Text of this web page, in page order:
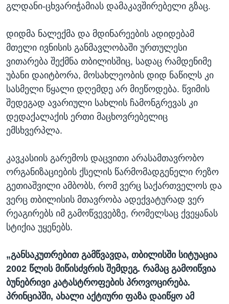
გლდანი-ცხვარიჭამიას დამაკავშირებელი გზაც.
დიდმა ნალექმა და მდინარეების ადიდებამ
მთელი ივნისის განმავლობაში ურთულესი
ვითარება შექმნა თბილისშიც, სადაც რამდენიმე
უბანი დაიტბორა, მოსახლეობის დიდ ნაწილს კი
სასმელი წყალი დღემდე არ მიეწოდება. წვიმის
შედეგად ავარიული სახლის ჩამონგრევას კი
დედაქალაქის ერთი მაცხოვრებელიც
ემსხვერპლა.
კავკასიის გარემოს დაცვითი არასამთავრობო
ორგანიზაციების ქსელის წარმომადგენელი რეზო
გეთიაშვილი ამბობს, რომ ვერც საქართველოს და
ვერც თბილისის მთავრობა ადექვატურად ვერ
რეაგირებს იმ გამოწვევებზე, რომელსაც ქვეყანას
სტიქია უყენებს.
„განსაკუთრებით გამწვავდა, თბილისში სიტუაცია
2002 წლის მიწისძვრის შემდეგ. რამაც გამოიწვია
ბუნებრივი კატასტროფების პროვოცირება.
პრინციპში, ახალი აქტიური ფაზა დაიწყო ამ